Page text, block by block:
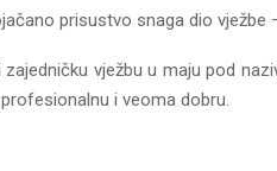
prisustvo snaga dio vježbe
vježbu u maju pod
i veoma dobru.